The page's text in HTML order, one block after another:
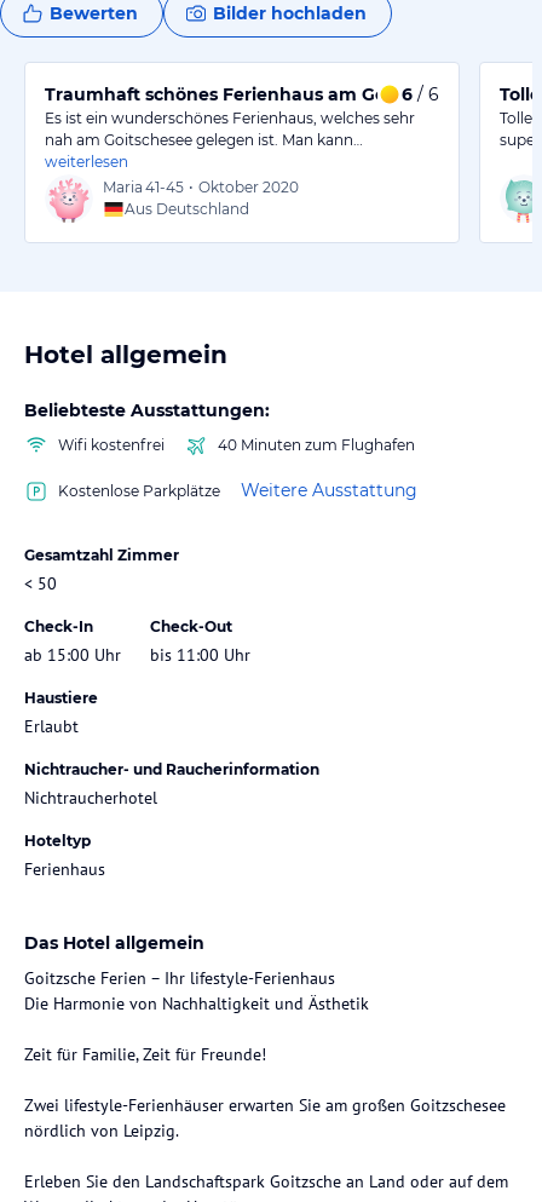
Bewerten Bilder hochladen
Traumhaft schönes Ferienhaus am Goitschesee
6 / 6
Es ist ein wunderschönes Ferienhaus, welches sehr
nah am Goitschesee gelegen ist. Man kann…
weiterlesen
Maria 41-45 • Oktober 2020
Aus Deutschland
Hotel allgemein
Beliebteste Ausstattungen:
Wifi kostenfrei 40 Minuten zum Flughafen
Kostenlose Parkplätze Weitere Ausstattung
Gesamtzahl Zimmer
< 50
Check-In
ab 15:00 Uhr
Check-Out
bis 11:00 Uhr
Haustiere
Erlaubt
Nichtraucher- und Raucherinformation
Nichtraucherhotel
Hoteltyp
Ferienhaus
Das Hotel allgemein
Goitzsche Ferien – Ihr lifestyle-Ferienhaus
Die Harmonie von Nachhaltigkeit und Ästhetik
Zeit für Familie, Zeit für Freunde!
Zwei lifestyle-Ferienhäuser erwarten Sie am großen Goitzschesee
nördlich von Leipzig.
Erleben Sie den Landschaftspark Goitzsche an Land oder auf dem